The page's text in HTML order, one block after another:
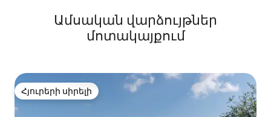
Ամսական վարձույթներ
մոտակայքում
Հյուրերի սիրելի
Հյուրերի սիրելի